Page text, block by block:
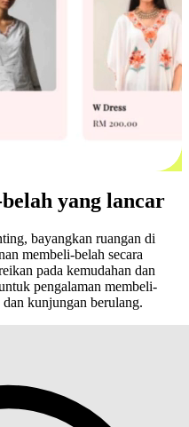
yang lancar
bayangkan ruangan di
membeli-belah secara
pada kemudahan dan
pengalaman membeli-
kunjungan berulang.